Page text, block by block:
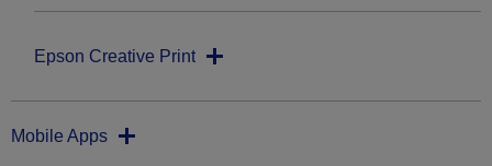
Epson Creative Print
Mobile Apps